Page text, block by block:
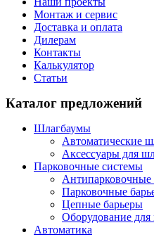
Монтаж и сервис
Доставка и оплата
Дилерам
Контакты
Калькулятор
Статьи
Каталог предложений
Шлагбаумы
Автоматические
Аксессуары для
Парковочные системы
Антипарковочные
Парковочные
Цепные барьеры
Оборудование для
Автоматика